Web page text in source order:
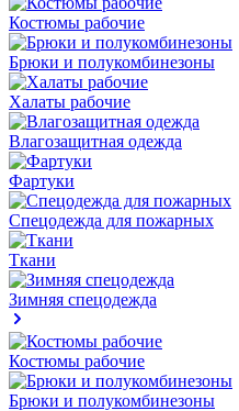
Костюмы рабочие
Брюки и полукомбинезоны
Халаты рабочие
Влагозащитная одежда
Фартуки
Спецодежда для пожарных
Ткани
Зимняя спецодежда
Костюмы рабочие
Брюки и полукомбинезоны